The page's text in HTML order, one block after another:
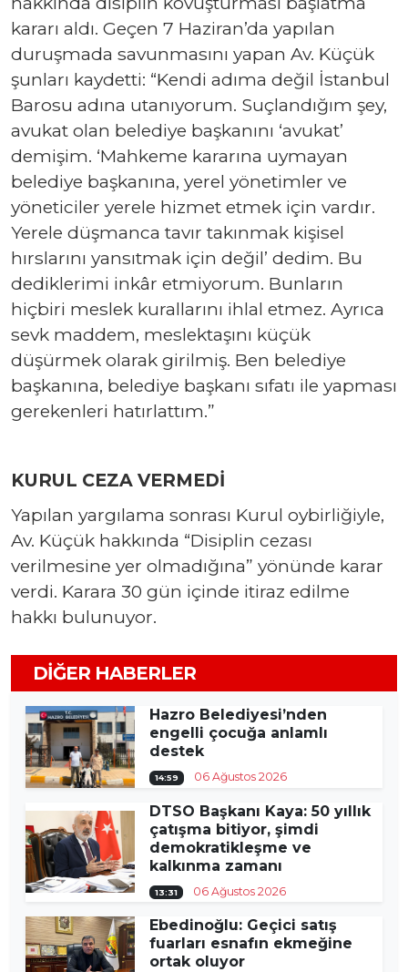
kararı aldı. Geçen 7 Haziran’da yapılan
duruşmada savunmasını yapan Av. Küçük
şunları kaydetti: “Kendi adıma değil İstanbul
Barosu adına utanıyorum. Suçlandığım şey,
avukat olan belediye başkanını ‘avukat’
demişim. ‘Mahkeme kararına uymayan
belediye başkanına, yerel yönetimler ve
yöneticiler yerele hizmet etmek için vardır.
Yerele düşmanca tavır takınmak kişisel
hırslarını yansıtmak için değil’ dedim. Bu
dediklerimi inkâr etmiyorum. Bunların
hiçbiri meslek kurallarını ihlal etmez. Ayrıca
sevk maddem, meslektaşını küçük
düşürmek olarak girilmiş. Ben belediye
başkanına, belediye başkanı sıfatı ile yapması
gerekenleri hatırlattım.”
KURUL CEZA VERMEDİ
Yapılan yargılama sonrası Kurul oybirliğiyle,
Av. Küçük hakkında “Disiplin cezası
verilmesine yer olmadığına” yönünde karar
verdi. Karara 30 gün içinde itiraz edilme
hakkı bulunuyor.
DIĞER HABERLER
Hazro Belediyesi’nden
engelli çocuğa anlamlı
destek
14:59 06 Ağustos 2026
DTSO Başkanı Kaya: 50 yıllık
çatışma bitiyor, şimdi
demokratikleşme ve
kalkınma zamanı
13:31 06 Ağustos 2026
Ebedinoğlu: Geçici satış
fuarları esnafın ekmeğine
ortak oluyor